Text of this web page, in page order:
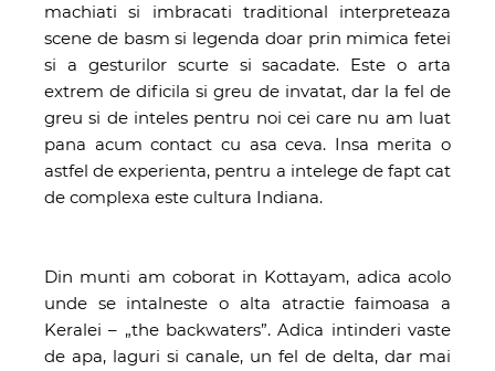
machiati si imbracati traditional interpreteaza
scene de basm si legenda doar prin mimica fetei
si a gesturilor scurte si sacadate. Este o arta
extrem de dificila si greu de invatat, dar la fel de
greu si de inteles pentru noi cei care nu am luat
pana acum contact cu asa ceva. Insa merita o
astfel de experienta, pentru a intelege de fapt cat
de complexa este cultura Indiana.
Din munti am coborat in Kottayam, adica acolo
unde se intalneste o alta atractie faimoasa a
Keralei – „the backwaters”. Adica intinderi vaste
de apa, laguri si canale, un fel de delta, dar mai